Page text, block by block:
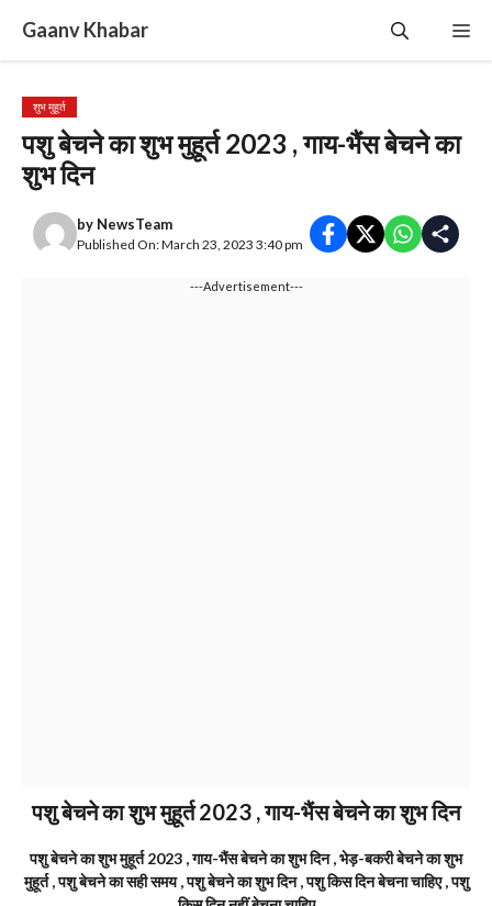
content
Gaanv Khabar
शुभ मुहूर्त
पशु बेचने का शुभ मुहूर्त 2023 , गाय-भैंस बेचने का
शुभ दिन
by NewsTeam
Published On: March 23, 2023 3:40 pm
---Advertisement---
पशु बेचने का शुभ मुहूर्त 2023 , गाय-भैंस बेचने का शुभ दिन
पशु बेचने का शुभ मुहूर्त 2023 , गाय-भैंस बेचने का शुभ दिन , भेड़-बकरी बेचने का शुभ
मुहूर्त , पशु बेचने का सही समय , पशु बेचने का शुभ दिन , पशु किस दिन बेचना चाहिए , पशु